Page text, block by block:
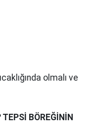
olmalı ve
BÖREĞİNİN